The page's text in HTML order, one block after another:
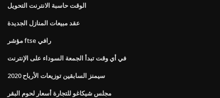
الوقت حاسبة الانترنت التحويل
عقد مبيعات المنازل الجديدة
مؤشر ftse رافي
في أي وقت تبدأ الجمعة السوداء على الإنترنت
سيمنز السابقين توزيعات الأرباح 2020
مجلس شيكاغو للتجارة أسعار لحوم البقر